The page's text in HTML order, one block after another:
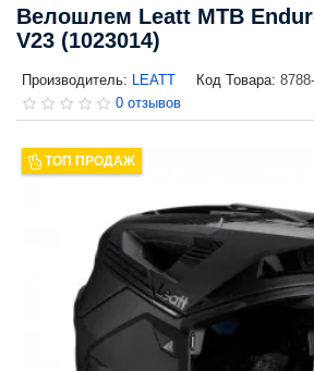
Велошлем Leatt MTB
V23 (1023014)
Производитель: LEATT Код Товара:
0 отзывов
ТОП ПРОДАЖ